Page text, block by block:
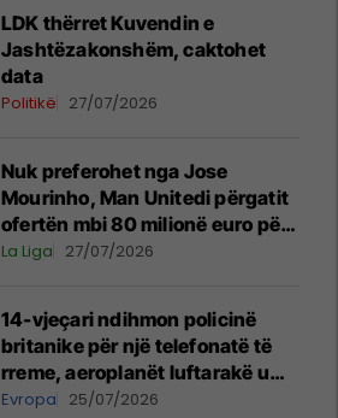
LDK thërret Kuvendin e
Jashtëzakonshëm, caktohet
data
Politikë 27/07/2026
Nuk preferohet nga Jose
Mourinho, Man Unitedi përgatit
ofertën mbi 80 milionë euro për
yllin e Realit
La Liga 27/07/2026
14-vjeçari ndihmon policinë
britanike për një telefonatë të
rreme, aeroplanët luftarakë u
ngritën në ajër për të
Evropa 25/07/2026